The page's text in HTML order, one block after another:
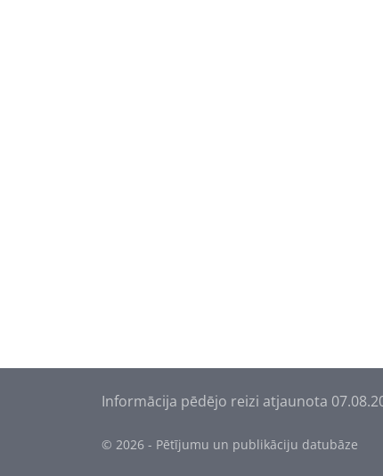
Informācija pēdējo reizi atjaunota
© 2026 - Pētījumu un publikāciju datubāze